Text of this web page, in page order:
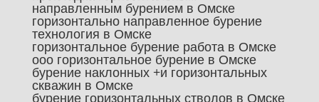
направленным бурением в Омске
горизонтально направленное бурение
технология в Омске
горизонтальное бурение работа в Омске
ооо горизонтальное бурение в Омске
бурение наклонных +и горизонтальных
скважин в Омске
бурение горизонтальных стволов в Омске